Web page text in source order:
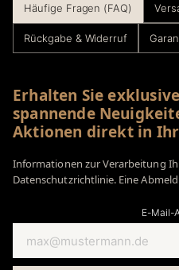
Häufige Fragen (FAQ)
Rückgabe & Widerruf
Erhalten Sie
spannende
Aktionen direkt in
Informationen zur Verarbeitung
Datenschutzrichtlinie. Eine
E-Mail-